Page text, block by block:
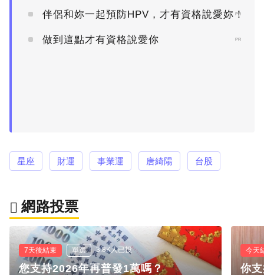
伴侶和妳一起預防HPV，才有資格說愛妳！
PR
做到這點才有資格說愛你 PR
星座 財運 事業運 唐綺陽 台股
網路投票
7天後結束 單選 3.8K人已投
您支持2026年再普發1萬嗎？
今天
你